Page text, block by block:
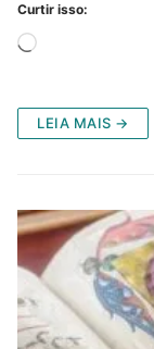
Curtir isso:
Carregando...
LEIA MAIS →